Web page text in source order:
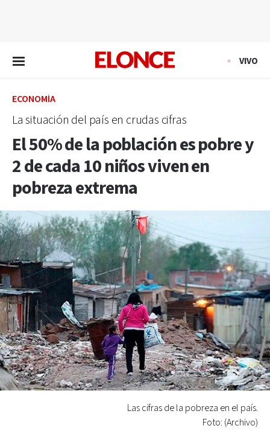
VIVO
ECONOMÍA
La situación del país en crudas cifras
El 50% de la población es pobre y
2 de cada 10 niños viven en
pobreza extrema
Las cifras de la pobreza en el país.
Foto: (Archivo)